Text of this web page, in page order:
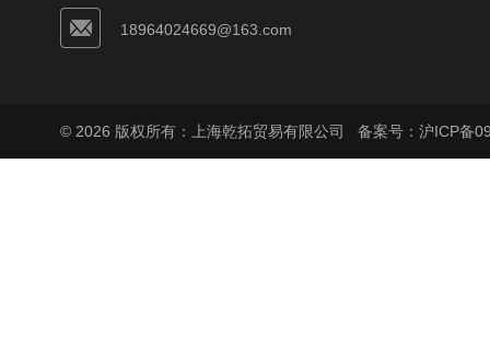
18964024669@163.com
© 2026 版权所有：上海乾拓贸易有限公司 备案号：沪ICP备